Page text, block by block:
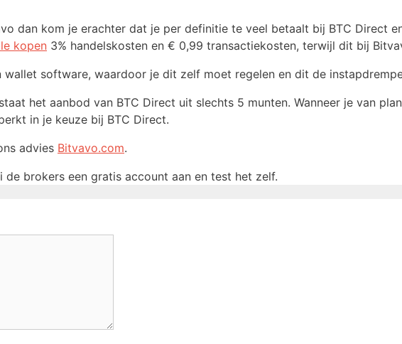
dan kom je erachter dat je per definitie te veel betaalt bij BTC Direct
kopen 3% handelskosten en € 0,99 transactiekosten, terwijl dit bij
wallet software, waardoor je dit zelf moet regelen en dit de
het aanbod van BTC Direct uit slechts 5 munten. Wanneer je van
in je keuze bij BTC Direct.
advies Bitvavo.com.
brokers een gratis account aan en test het zelf.